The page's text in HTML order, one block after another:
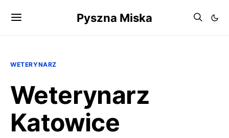
Pyszna Miska
WETERYNARZ
Weterynarz
Katowice